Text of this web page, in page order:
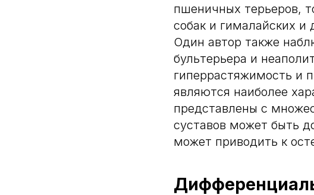
пшеничных терьеров,
собак и гималайских
Один автор также
бультерьера и
гиперрастяжимость и
являются наиболее
представлены с
суставов может быть
может приводить к